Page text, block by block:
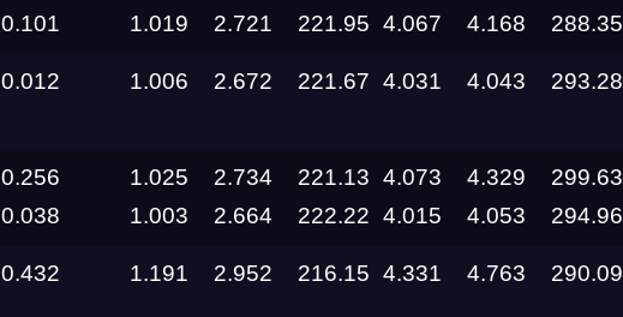
Трасса Дата проведения
Evolution
03.10.2026 —
RDRC
Racepark
12.09.2026 —
13.09.2026
Racepark
11.09.2026
0.101 1.019 2.721 221.95 4.067 4.168 288.35
0.012 1.006 2.672 221.67 4.031 4.043 293.28
0.256 1.025 2.734 221.13 4.073 4.329 299.63
0.038 1.003 2.664 222.22 4.015 4.053 294.96
0.432 1.191 2.952 216.15 4.331 4.763 290.09